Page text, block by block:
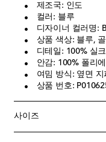
제조국: 인도
컬러: 블루
디자이너 컬러명:
상품 색상: 블루,
디테일: 100% 실크
안감: 100% 폴리
여밈 방식: 옆면 지
상품 번호:
사이즈